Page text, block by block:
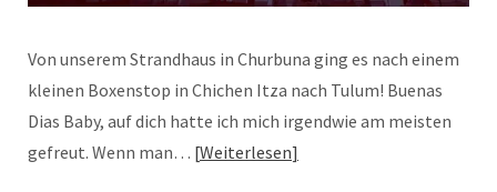
Von unserem Strandhaus in Churbuna ging es nach einem
kleinen Boxenstop in Chichen Itza nach Tulum! Buenas
Dias Baby, auf dich hatte ich mich irgendwie am meisten
gefreut. Wenn man… Weiterlesen